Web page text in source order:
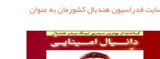
فدراسیون هندبال کشورمان به عنوان